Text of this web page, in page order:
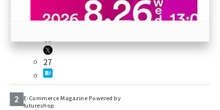
65
27
E-Commerce Magazine Powered by
futureshop
参加登録はこちら↑